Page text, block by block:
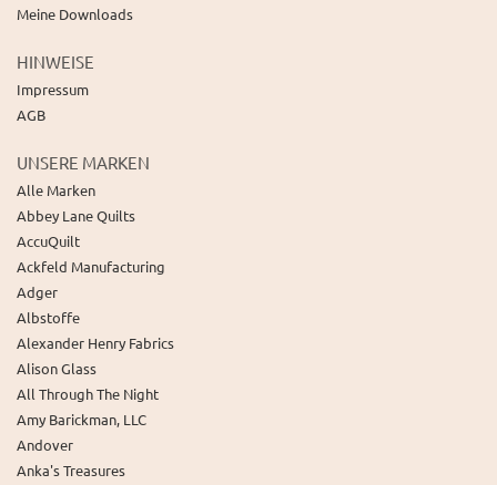
Meine Downloads
HINWEISE
Impressum
AGB
UNSERE MARKEN
Alle Marken
Abbey Lane Quilts
AccuQuilt
Ackfeld Manufacturing
Adger
Albstoffe
Alexander Henry Fabrics
Alison Glass
All Through The Night
Amy Barickman, LLC
Andover
Anka's Treasures